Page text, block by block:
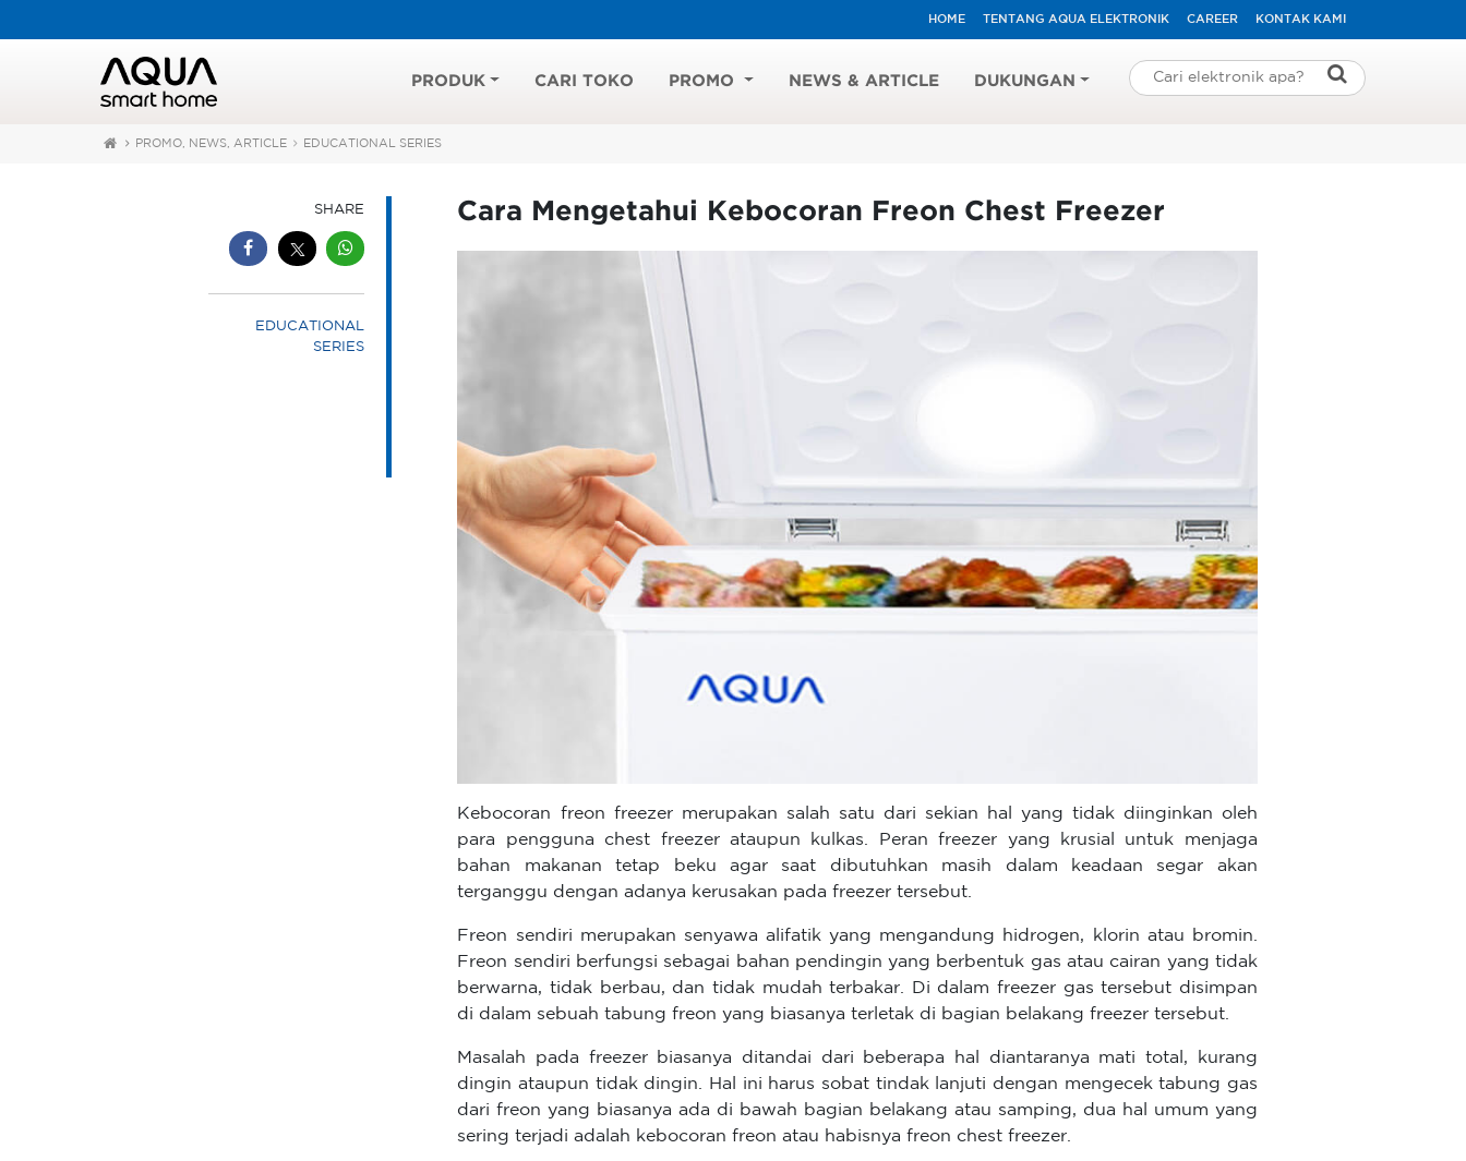
HOME TENTANG AQUA ELEKTRONIK CAREER KONTAK KAMI
PRODUK CARI TOKO PROMO NEWS & ARTICLE DUKUNGAN
PROMO, NEWS, ARTICLE EDUCATIONAL SERIES
SHARE
EDUCATIONAL
SERIES
Cara Mengetahui Kebocoran Freon Chest Freezer
Kebocoran freon freezer merupakan salah satu dari sekian hal yang tidak diinginkan oleh
para pengguna chest freezer ataupun kulkas. Peran freezer yang krusial untuk menjaga
bahan makanan tetap beku agar saat dibutuhkan masih dalam keadaan segar akan
terganggu dengan adanya kerusakan pada freezer tersebut.
Freon sendiri merupakan senyawa alifatik yang mengandung hidrogen, klorin atau bromin.
Freon sendiri berfungsi sebagai bahan pendingin yang berbentuk gas atau cairan yang tidak
berwarna, tidak berbau, dan tidak mudah terbakar. Di dalam freezer gas tersebut disimpan
di dalam sebuah tabung freon yang biasanya terletak di bagian belakang freezer tersebut.
Masalah pada freezer biasanya ditandai dari beberapa hal diantaranya mati total, kurang
dingin ataupun tidak dingin. Hal ini harus sobat tindak lanjuti dengan mengecek tabung gas
dari freon yang biasanya ada di bawah bagian belakang atau samping, dua hal umum yang
sering terjadi adalah kebocoran freon atau habisnya freon chest freezer.